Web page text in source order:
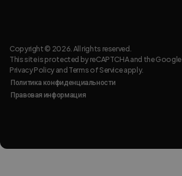
Copyright © 2026. All rights reserved.
This site is protected by reCAPTCHA and the Google
Privacy Policyand Terms of Serviceapply.
Политика конфиденциальности
Правовая информация